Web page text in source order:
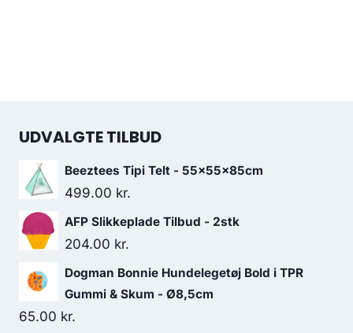
UDVALGTE TILBUD
Beeztees Tipi Telt - 55x55x85cm
499.00 kr.
AFP Slikkeplade Tilbud - 2stk
204.00 kr.
Dogman Bonnie Hundelegetøj Bold i TPR
Gummi & Skum - Ø8,5cm
65.00 kr.